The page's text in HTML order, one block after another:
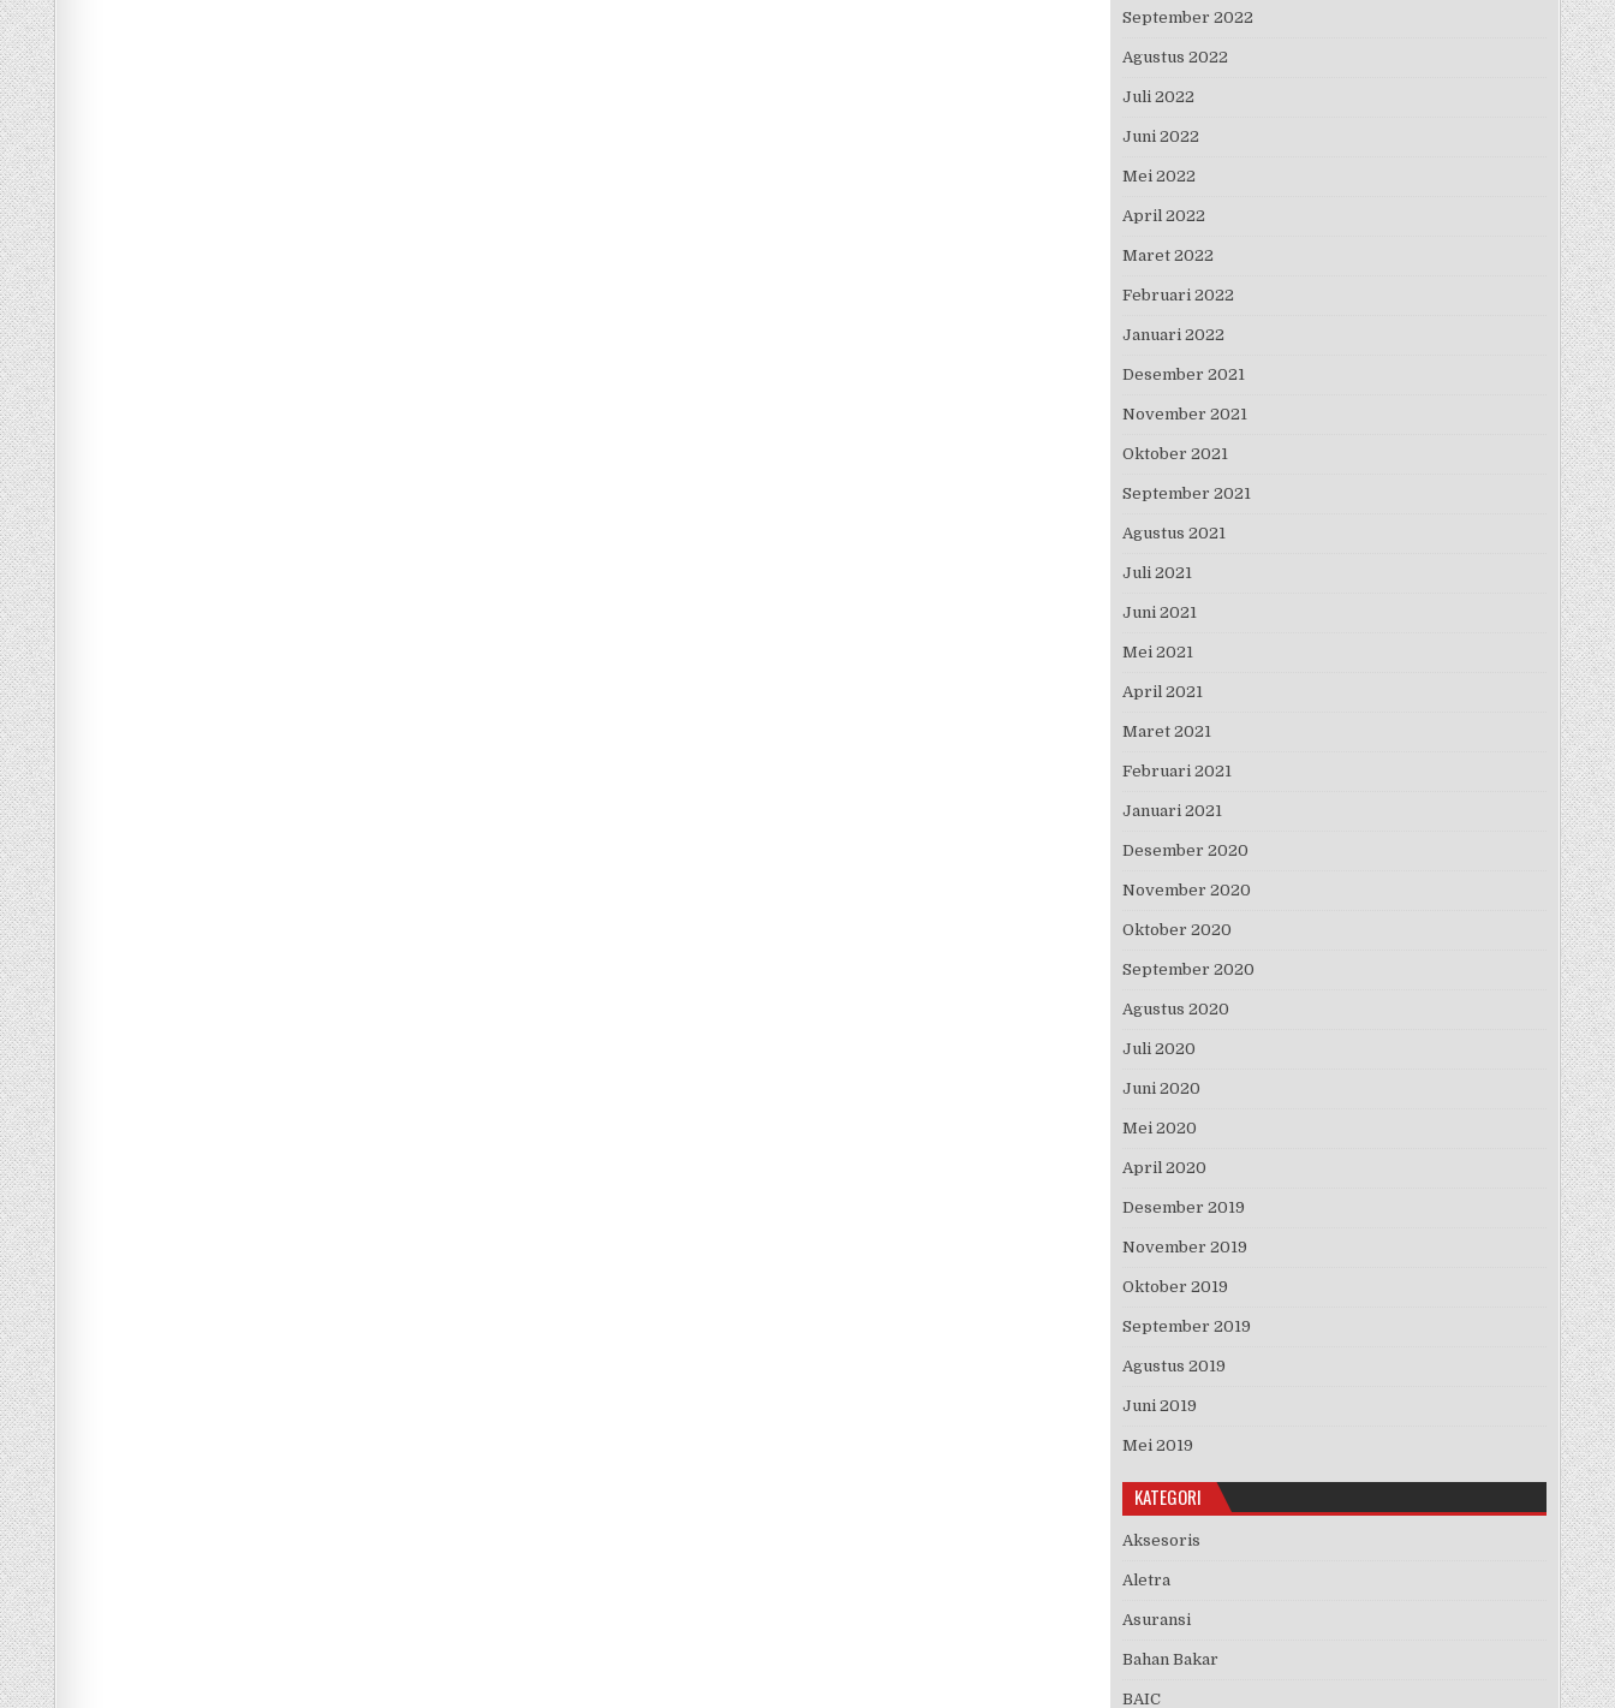
September 2022
Agustus 2022
Juli 2022
Juni 2022
Mei 2022
April 2022
Maret 2022
Februari 2022
Januari 2022
Desember 2021
November 2021
Oktober 2021
September 2021
Agustus 2021
Juli 2021
Juni 2021
Mei 2021
April 2021
Maret 2021
Februari 2021
Januari 2021
Desember 2020
November 2020
Oktober 2020
September 2020
Agustus 2020
Juli 2020
Juni 2020
Mei 2020
April 2020
Desember 2019
November 2019
Oktober 2019
September 2019
Agustus 2019
Juni 2019
Mei 2019
KATEGORI
Aksesoris
Aletra
Asuransi
Bahan Bakar
BAIC